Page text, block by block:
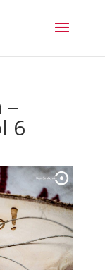
–
6